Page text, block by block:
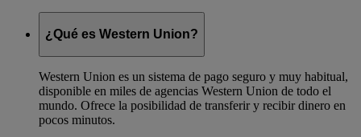
¿Qué es Western Union?
Western Union es un sistema de pago seguro y muy habitual,
disponible en miles de agencias Western Union de todo el
mundo. Ofrece la posibilidad de transferir y recibir dinero en
pocos minutos.